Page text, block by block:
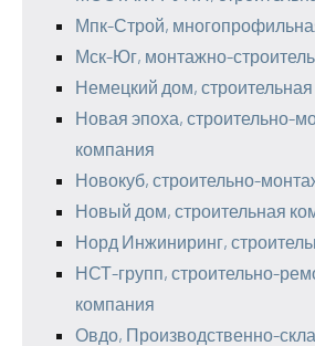
Мпк-Строй,
Мск-Юг, монтажно-
Немецкий дом,
Новая эпоха, строительно-
компания
Новокуб, строительно-
Новый дом, строительная
Норд Инжиниринг,
НСТ-групп, строительно-
компания
Овдо, Производственно-